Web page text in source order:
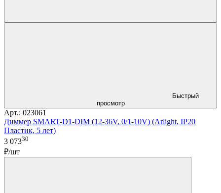
Быстрый
просмотр
Арт.: 023061
Диммер SMART-D1-DIM (12-36V, 0/1-10V) (Arlight, IP20
Пластик, 5 лет)
3 07330
₽/шт